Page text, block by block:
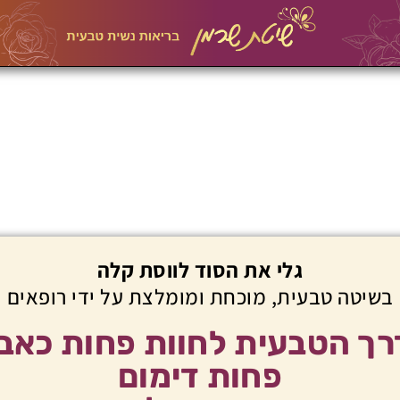
גלי את הסוד לווסת קלה
בשיטה טבעית, מוכחת ומומלצת על ידי רופאים
הטבעית לחוות פחות
פחות דימום